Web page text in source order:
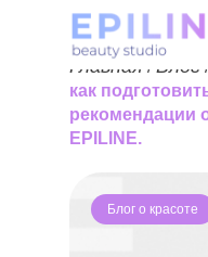
Главная / Блог /
как
рекомендации
EPILINE.
Блог о красоте